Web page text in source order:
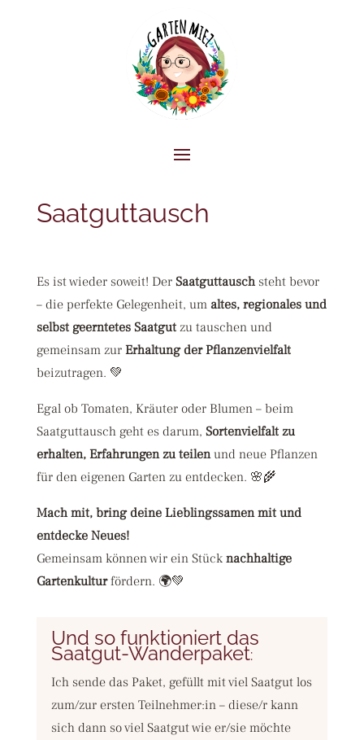
Saatguttausch
Es ist wieder soweit! Der Saatguttauschsteht bevor
– die perfekte Gelegenheit, um altes, regionales und
selbst geerntetes Saatgutzu tauschen und
gemeinsam zur Erhaltung der Pflanzenvielfalt
beizutragen. 💚
Egal ob Tomaten, Kräuter oder Blumen – beim
Saatguttausch geht es darum, Sortenvielfalt zu
erhalten, Erfahrungen zu teilenund neue Pflanzen
für den eigenen Garten zu entdecken. 🌸🌾
Mach mit, bring deine Lieblingssamen mit und
entdecke Neues!
Gemeinsam können wir ein Stück nachhaltige
Gartenkulturfördern. 🌍💚
Und so funktioniert das
Saatgut-Wanderpaket:
Ich sende das Paket, gefüllt mit viel Saatgut los
zum/zur ersten Teilnehmer:in – diese/r kann
sich dann so viel Saatgut wie er/sie möchte